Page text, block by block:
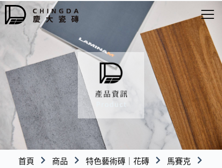
首頁 商品 特色藝術磚｜花磚
馬賽克